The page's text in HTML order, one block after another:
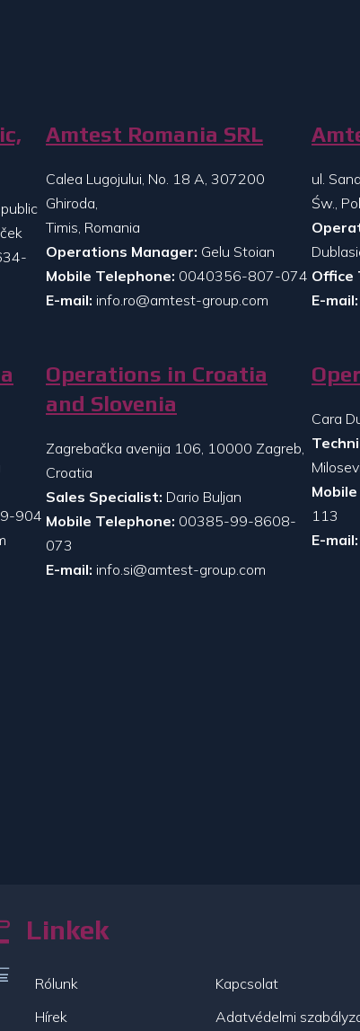
Amtest Romania SRL
Calea Lugojului, No. 18 A, 307200
Ghiroda,
Timis, Romania
Operations Manager: Gelu Stoian
Mobile Telephone: 0040356-807-074
E-mail: info.ro@amtest-group.com
ul.
Św.,
Office
E-mail:
904
Operations in Croatia
and Slovenia
Zagrebačka avenija 106, 10000 Zagreb,
Croatia
Sales Specialist: Dario Buljan
Mobile Telephone: 00385-99-8608-
073
E-mail: info.si@amtest-group.com
Cara
113
E-mail:
Linkek
Rólunk
Hírek
Kapcsolat
Adatvédelmi